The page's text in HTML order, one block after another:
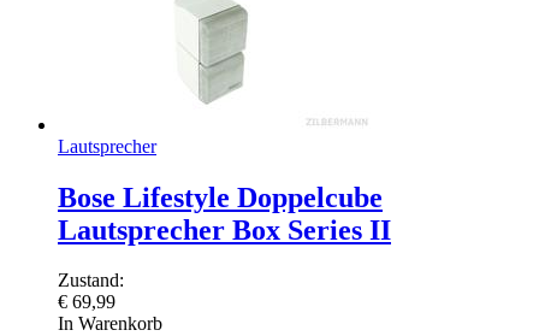
Lautsprecher
Bose Lifestyle Doppelcube
Lautsprecher Box Series II
Zustand:
€ 69,99
In Warenkorb